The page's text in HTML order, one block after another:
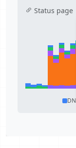
Status page